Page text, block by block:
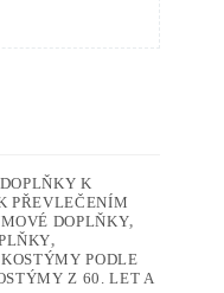
DOPLŇKY K
PŘEVLEČENÍM
DOPLŇKY,
,
KOSTÝMY PODLE
Z 60. LET A